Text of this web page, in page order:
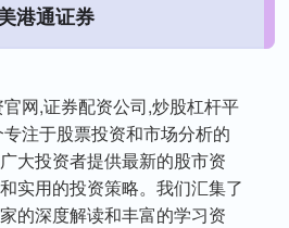
港通证券
网,证券配资公司,炒股杠杆平
注于股票投资和市场分析的
大投资者提供最新的股市资
实用的投资策略。我们汇集了
的深度解读和丰富的学习资